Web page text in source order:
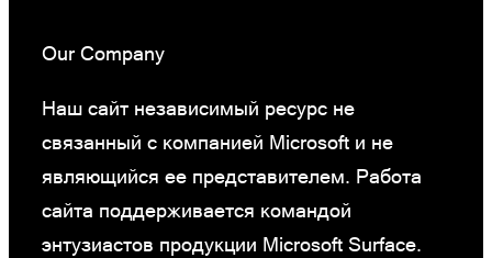
Our Company
Наш сайт независимый ресурс не
связанный с компанией Microsoft и не
являющийся ее представителем. Работа
сайта поддерживается командой
энтузиастов продукции Microsoft Surface.